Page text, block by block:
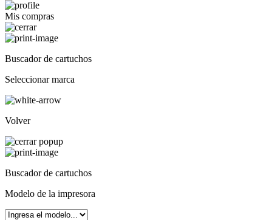
Mis compras
Buscador de cartuchos
Seleccionar marca
Volver
Buscador de cartuchos
Modelo de la impresora